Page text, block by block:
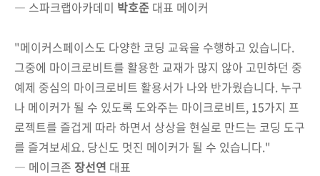
― 스파크랩아카데미 박호준 대표 메이커
"메이커스페이스도 다양한 코딩 교육을 수행하고 있습니다.
그중에 마이크로비트를 활용한 교재가 많지 않아 고민하던 중
예제 중심의 마이크로비트 활용서가 나와 반가웠습니다. 누구
나 메이커가 될 수 있도록 도와주는 마이크로비트, 15가지 프
로젝트를 즐겁게 따라 하면서 상상을 현실로 만드는 코딩 도구
를 즐겨보세요. 당신도 멋진 메이커가 될 수 있습니다."
― 메이크존 장선연 대표